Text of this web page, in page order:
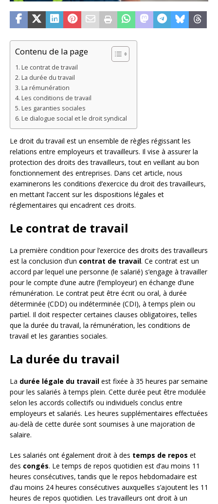
Contenu de la page
Le contrat de travail
La durée du travail
La rémunération
Les conditions de travail
Les garanties sociales
Le dialogue social et le droit syndical
Le droit du travail est un ensemble de règles régissant les
relations entre employeurs et travailleurs. Il vise à assurer la
protection des droits des travailleurs, tout en veillant au bon
fonctionnement des entreprises. Dans cet article, nous
examinerons les conditions d’exercice du droit des travailleurs,
en mettant l’accent sur les dispositions légales et
réglementaires qui encadrent ces droits.
Le contrat de travail
La première condition pour l’exercice des droits des travailleurs
est la conclusion d’un contrat de travail. Ce contrat est un
accord par lequel une personne (le salarié) s’engage à travailler
pour le compte d’une autre (l’employeur) en échange d’une
rémunération. Le contrat peut être écrit ou oral, à durée
déterminée (CDD) ou indéterminée (CDI), à temps plein ou
partiel. Il doit respecter certaines clauses obligatoires, telles
que la durée du travail, la rémunération, les conditions de
travail et les garanties sociales.
La durée du travail
La durée légale du travail est fixée à 35 heures par semaine
pour les salariés à temps plein. Cette durée peut être modulée
selon les accords collectifs ou individuels conclus entre
employeurs et salariés. Les heures supplémentaires effectuées
au-delà de cette durée sont soumises à une majoration de
salaire.
Les salariés ont également droit à des temps de repos et
des congés. Le temps de repos quotidien est d’au moins 11
heures consécutives, tandis que le repos hebdomadaire est
d’au moins 24 heures consécutives auxquelles s’ajoutent les 11
heures de repos quotidien. Les travailleurs ont droit à un